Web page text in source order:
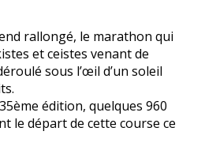
rallongé, le marathon qui
et ceistes venant de
sous l’œil d’un soleil
édition, quelques 960
le départ de cette course ce